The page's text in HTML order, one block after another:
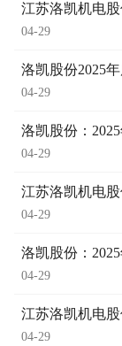
江苏洛凯机电
04-29
洛凯股份2025
04-29
洛凯股份：
04-29
江苏洛凯机电
04-29
洛凯股份：
04-29
江苏洛凯机电
04-29